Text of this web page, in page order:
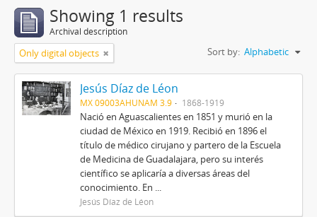
Showing 1 results
Archival description
Only digital objects Sort by: Alphabetic
Jesús Díaz de Léon
MX 09003AHUNAM 3.9 1868-1919
Nació en Aguascalientes en 1851 y murió en la
ciudad de México en 1919. Recibió en 1896 el
título de médico cirujano y partero de la Escuela
de Medicina de Guadalajara, pero su interés
científico se aplicaría a diversas áreas del
conocimiento. En ...
Jesús Díaz de Léon